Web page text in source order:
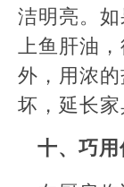
洁明亮。
上鱼肝油
外，用浓
坏，延长家
十、巧